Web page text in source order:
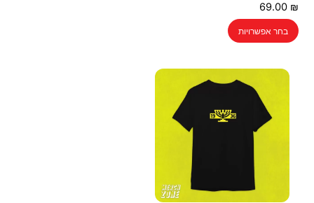
69.00 ₪
בחר אפשרויות
למוצר
ניתן
לבחור
האפשרויות
המוצר